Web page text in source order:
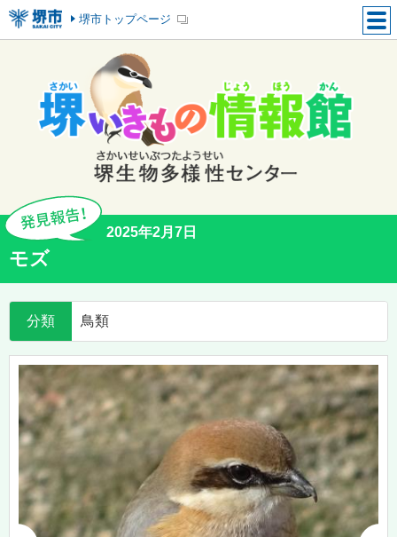
堺市トップページ
2025年2月7日
モズ
分類 鳥類